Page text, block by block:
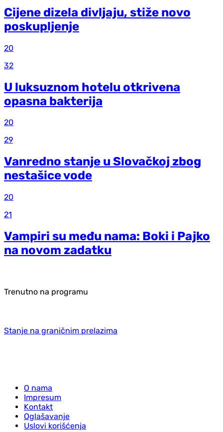
Cijene dizela divljaju, stiže novo
poskupljenje
20
32
U luksuznom hotelu otkrivena
opasna bakterija
20
29
Vanredno stanje u Slovačkoj zbog
nestašice vode
20
21
Vampiri su među nama: Boki i Pajko
na novom zadatku
Trenutno na programu
Stanje na graničnim prelazima
O nama
Impresum
Kontakt
Oglašavanje
Uslovi korišćenja